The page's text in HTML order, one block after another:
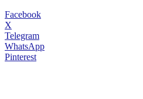
Facebook
X
Telegram
WhatsApp
Pinterest